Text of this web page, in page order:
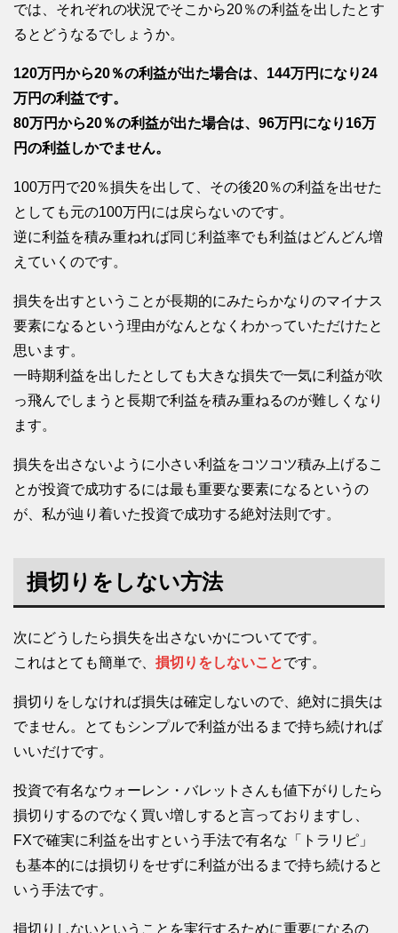
では、それぞれの状況でそこから20％の利益を出したとす
るとどうなるでしょうか。
120万円から20％の利益が出た場合は、144万円になり24
万円の利益です。
80万円から20％の利益が出た場合は、96万円になり16万
円の利益しかでません。
100万円で20％損失を出して、その後20％の利益を出せた
としても元の100万円には戻らないのです。
逆に利益を積み重ねれば同じ利益率でも利益はどんどん増
えていくのです。
損失を出すということが長期的にみたらかなりのマイナス
要素になるという理由がなんとなくわかっていただけたと
思います。
一時期利益を出したとしても大きな損失で一気に利益が吹
っ飛んでしまうと長期で利益を積み重ねるのが難しくなり
ます。
損失を出さないように小さい利益をコツコツ積み上げるこ
とが投資で成功するには最も重要な要素になるというの
が、私が辿り着いた投資で成功する絶対法則です。
損切りをしない方法
次にどうしたら損失を出さないかについてです。
これはとても簡単で、 損切りをしないことです。
損切りをしなければ損失は確定しないので、絶対に損失は
でません。とてもシンプルで利益が出るまで持ち続ければ
いいだけです。
投資で有名なウォーレン・バレットさんも値下がりしたら
損切りするのでなく買い増しすると言っておりますし、
FXで確実に利益を出すという手法で有名な「トラリピ」
も基本的には損切りをせずに利益が出るまで持ち続けると
いう手法です。
損切りしないということを実行するために重要になるの